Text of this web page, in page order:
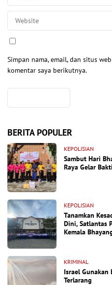
Simpan nama, email, dan situs
komentar saya berikutnya.
BERITA POPULER
KEPOLISIAN
Sambut Hari
Raya Gelar
KEPOLISIAN
Tanamkan
Dini, Satlantas
Kemala
KRIMINAL
Israel Gunakan
Terlarang